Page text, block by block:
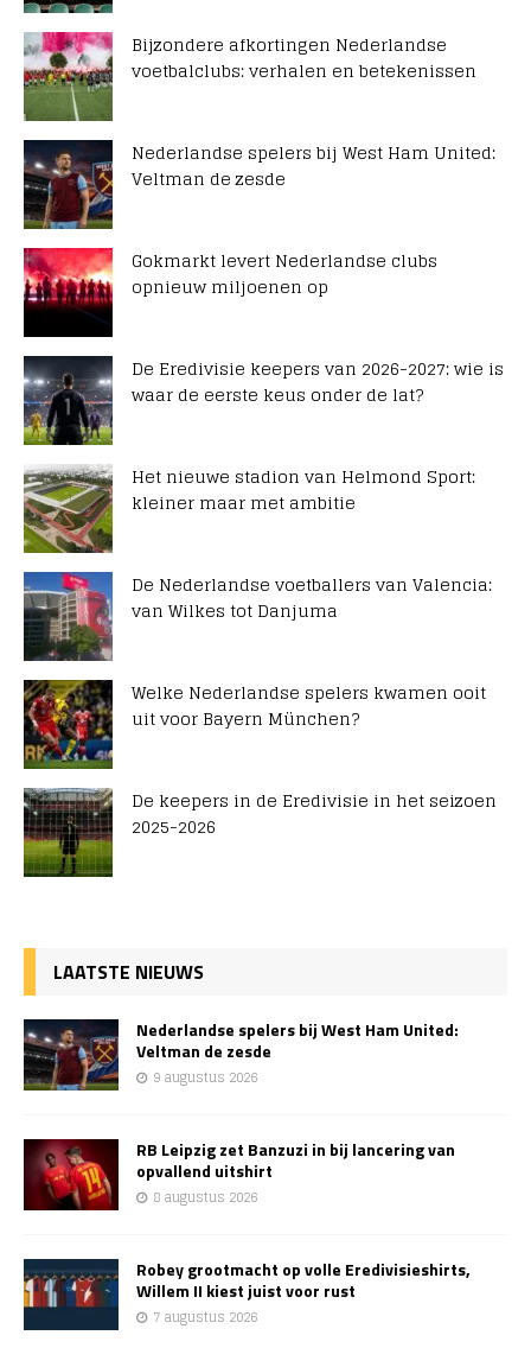
Bijzondere afkortingen Nederlandse
voetbalclubs: verhalen en betekenissen
Nederlandse spelers bij West Ham United:
Veltman de zesde
Gokmarkt levert Nederlandse clubs
opnieuw miljoenen op
De Eredivisie keepers van 2026-2027: wie is
waar de eerste keus onder de lat?
Het nieuwe stadion van Helmond Sport:
kleiner maar met ambitie
De Nederlandse voetballers van Valencia:
van Wilkes tot Danjuma
Welke Nederlandse spelers kwamen ooit
uit voor Bayern München?
De keepers in de Eredivisie in het seizoen
2025-2026
LAATSTE NIEUWS
Nederlandse spelers bij West Ham United:
Veltman de zesde
9 augustus 2026
RB Leipzig zet Banzuzi in bij lancering van
opvallend uitshirt
8 augustus 2026
Robey grootmacht op volle Eredivisieshirts,
Willem II kiest juist voor rust
7 augustus 2026